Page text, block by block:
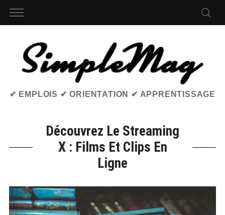
✔ EMPLOIS ✔ ORIENTATION ✔ APPRENTISSAGE
Découvrez Le Streaming
X : Films Et Clips En
Ligne